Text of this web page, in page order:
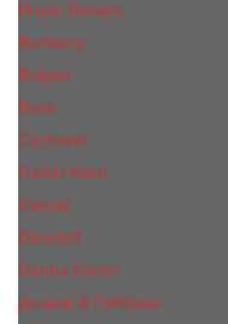
Bruno Banani
Burberry
Bvlgari
Boss
Cacharel
Calvin Klein
Cerruti
Davidoff
Donna Karan
Дольче & Габбана